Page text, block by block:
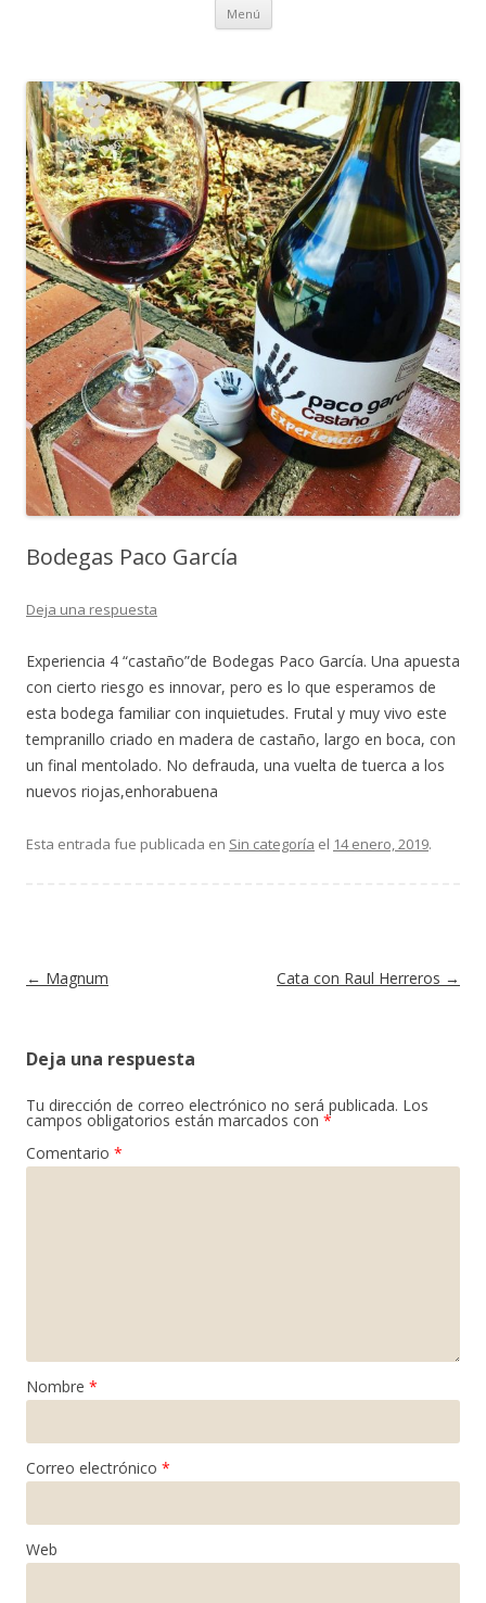
Menú Ir al contenido
Bodegas Paco García
Deja una respuesta
Experiencia 4 “castaño”de Bodegas Paco García. Una apuesta
con cierto riesgo es innovar, pero es lo que esperamos de
esta bodega familiar con inquietudes. Frutal y muy vivo este
tempranillo criado en madera de castaño, largo en boca, con
un final mentolado. No defrauda, una vuelta de tuerca a los
nuevos riojas,enhorabuena
Esta entrada fue publicada en Sin categoría el 14 enero, 2019.
Navegación de entradas
← Magnum Cata con Raul Herreros →
Deja una respuesta
Tu dirección de correo electrónico no será publicada. Los
campos obligatorios están marcados con *
Comentario *
Nombre *
Correo electrónico *
Web